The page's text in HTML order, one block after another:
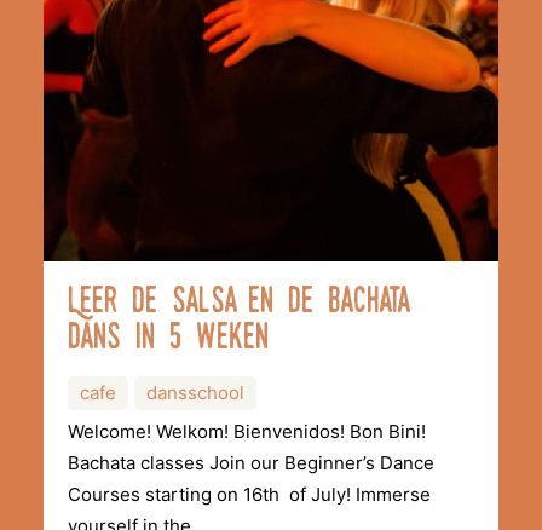
Leer de salsa en de bachata
dans in 5 weken
cafe
dansschool
Welcome! Welkom! Bienvenidos! Bon Bini!
Bachata classes Join our Beginner’s Dance
Courses starting on 16th of July! Immerse